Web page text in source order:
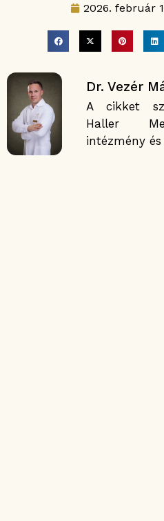
2026. február
Dr. Vezér
A cikket
Haller
intézmény